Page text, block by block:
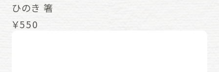
ひのき 箸
￥550